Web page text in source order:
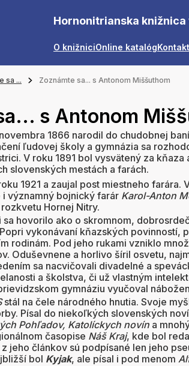
Hornonitrianska knižnica
O knižniciOnline katalóg
sa ... Zoznámte sa... s Antonom Miššuthom
s Antonom
1866 narodil do chudobnej
ľudovej školy a gymnázia sa
V roku 1891 bol vysvätený za kňaza
slovenských mestách a farách.
1921 a zaujal post miestneho farára.
významný bojnický farár Karol-Anton
Hornej Nitry.
hovorilo ako o skromnom,
vykonávaní kňazských povinností,
rodinám. Pod jeho rukami vzniklo
Oduševnene a horlivo šíril osvetu,
sa nacvičovali divadelné a
a školstva, či už vlastným
gymnáziu vyučoval
stál na čele národného hnutia. Svoje
Písal do niekoľkých slovenských
Pohľadov, Katolíckych novín a
časopise Náš Kraj, kde bol
jeho článkov sú podpísané len jeho
bol Kyjak, ale písal i pod menom